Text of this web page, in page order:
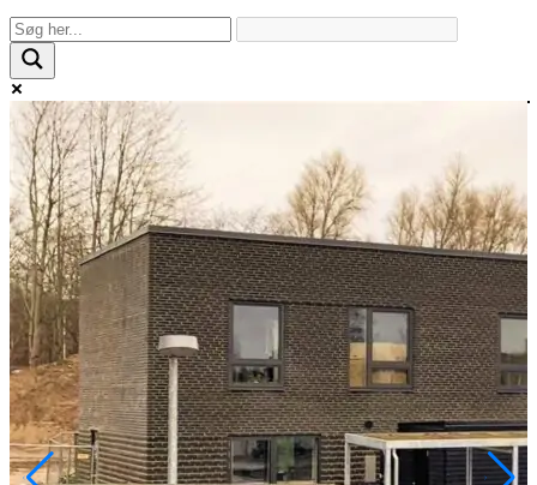
Exact matches only
Search in title
Search in content